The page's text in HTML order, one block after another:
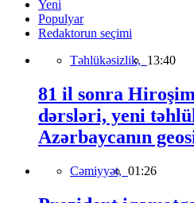
Yeni
Populyar
Redaktorun seçimi
Təhlükəsizlik, 13:40
81 il sonra
dərsləri, yeni
Azərbaycanın
Cəmiyyət, 01:26